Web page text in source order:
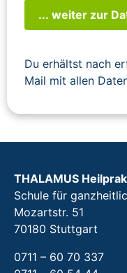
... weiter zur
Du erhältst nach
Mail mit allen
THALAMUS
Schule für
Mozartstr. 51
70180 Stuttgart
0711 – 60 70 337